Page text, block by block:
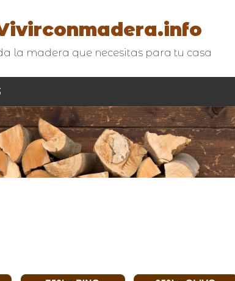
la madera que necesitas para tu casa